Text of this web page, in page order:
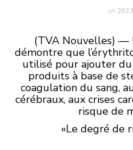
on
(TVA Nouvelles) —
démontre que
utilisé pour ajouter
produits à base de
coagulation du sang,
cérébraux, aux crises
risque de
«Le degré de